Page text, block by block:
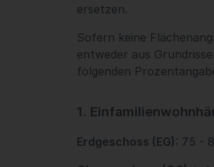
ersetzen.
Sofern keine
entweder aus
folgenden
1.
Erdgeschoss (EG): 75 -